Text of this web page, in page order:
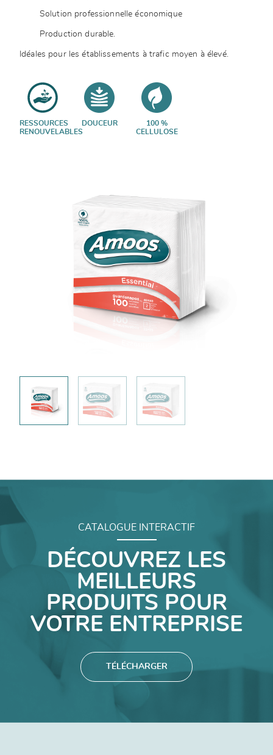
Solution professionnelle économique
Production durable.
Idéales pour les établissements à trafic moyen à élevé.
RESSOURCES
RENOUVELABLES
DOUCEUR
100 %
CELLULOSE
CATALOGUE INTERACTIF
DÉCOUVREZ LES
MEILLEURS
PRODUITS POUR
VOTRE ENTREPRISE
TÉLÉCHARGER